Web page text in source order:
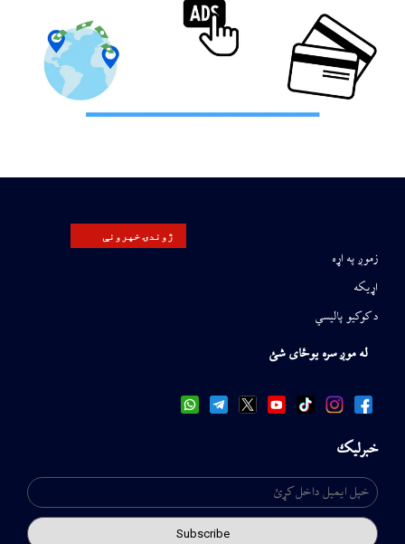
ژوندۍ خپرونې
زموږ په اړه
اړیکه
د کوکیو پالیسي
له موږ سره یوځای شئ
خبرلیک